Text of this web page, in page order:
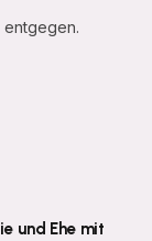
entgegen.
und Ehe mit